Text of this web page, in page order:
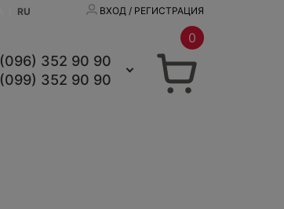
RU ВХОД / РЕГИСТРАЦИЯ
(096) 352 90 90
(099) 352 90 90
0